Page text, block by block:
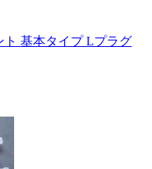
基本タイプ Lプラグ